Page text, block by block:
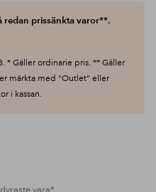
redan prissänkta varor**.
* Gäller ordinarie pris. ** Gäller
märkta med "Outlet" eller
i kassan.